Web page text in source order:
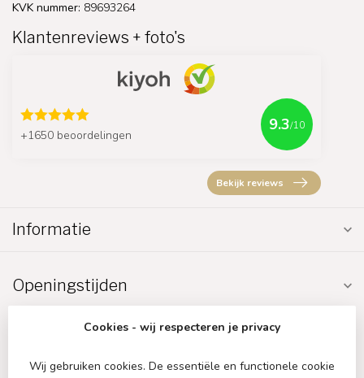
KVK nummer: 89693264
Klantenreviews + foto's
+1650 beoordelingen
9.3/10
Bekijk reviews
Informatie
Openingstijden
Cookies - wij respecteren je privacy
Wij gebruiken cookies. De essentiële en functionele cookie